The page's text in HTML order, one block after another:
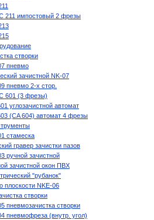
211 импостовый 2 фрезы
створки
пневмо
зачистной NK-07
пневмо 2-х стор.
601 (3 фрезы)
углозачистной автомат
(CA 604) автомат 4 фрезы
стамеска
гравер зачистки пазов
ручной зачистной
зачистной окон ПВХ
"рубанок"
плоскости NKE-06
створки
пневмозачистка створки
пневмофреза (внутр. угол)